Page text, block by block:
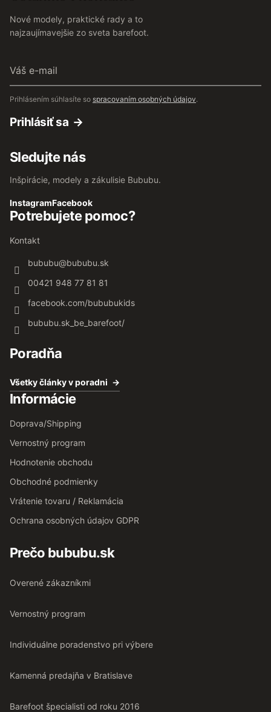
Nové modely, praktické rady a to
najzaujímavejšie zo sveta barefoot.
e-
mail
Prihlásením súhlasíte so spracovaním osobných údajov.
Prihlásiť sa
Sledujte nás
Inšpirácie, modely a zákulisie Bububu.
InstagramFacebook
Potrebujete pomoc?
Kontakt
bububu@bububu.sk
00421 948 77 81 81
facebook.com/bububukids
bububu.sk_be_barefoot/
Poradňa
Všetky články v poradni
Informácie
Doprava/Shipping
Vernostný program
Hodnotenie obchodu
Obchodné podmienky
Vrátenie tovaru / Reklamácia
Ochrana osobných údajov GDPR
Prečo bububu.sk
Overené zákazníkmi
Vernostný program
Individuálne poradenstvo pri výbere
Kamenná predajňa v Bratislave
Barefoot špecialisti od roku 2016